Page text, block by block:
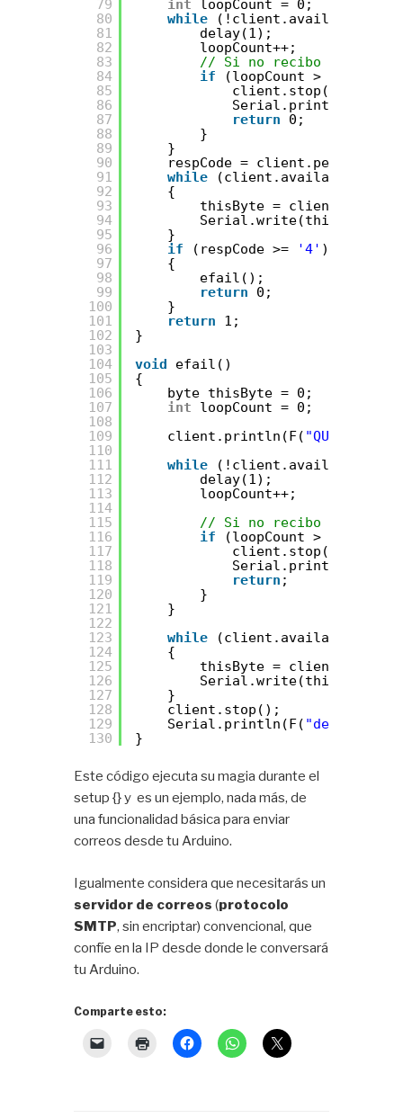
79
80
81
82
83
84
85
86
87
88
89
90
91
92
93
94
95
96
97
98
99
100
101
102
103
104
105
106
107
108
109
110
111
112
113
114
115
116
117
118
119
120
121
122
123
124
125
126
127
128
129
130
int
loopCount = 0;
while
(!client.available()) {
delay(1);
loopCount++;
// Si no recibo nada en
if
(loopCount > 10000) {
client.stop();
Serial.println(F(
return
0;
}
}
respCode = client.peek();
while
(client.available())
{
thisByte = client.read();
Serial.write(thisByte);
}
if
(respCode >= '4' )
{
efail();
return
0;
}
return
1;
}
void
efail()
{
byte thisByte = 0;
int
loopCount = 0;
client.println(F( "QUIT"
while
(!client.available()) {
delay(1);
loopCount++;
// Si no recibo nada en
if
(loopCount > 10000) {
client.stop();
Serial.println(F(
return ;
}
}
while
(client.available())
{
thisByte = client.read();
Serial.write(thisByte);
}
client.stop();
Serial.println(F(
}
Este código ejecuta su magia durante el
setup {} y es un ejemplo, nada más, de
una funcionalidad básica para enviar
correos desde tu Arduino.
Igualmente considera que necesitarás un
servidor de correos (protocolo
SMTP, sin encriptar) convencional, que
confíe en la IP desde donde le conversará
tu Arduino.
Comparte esto: